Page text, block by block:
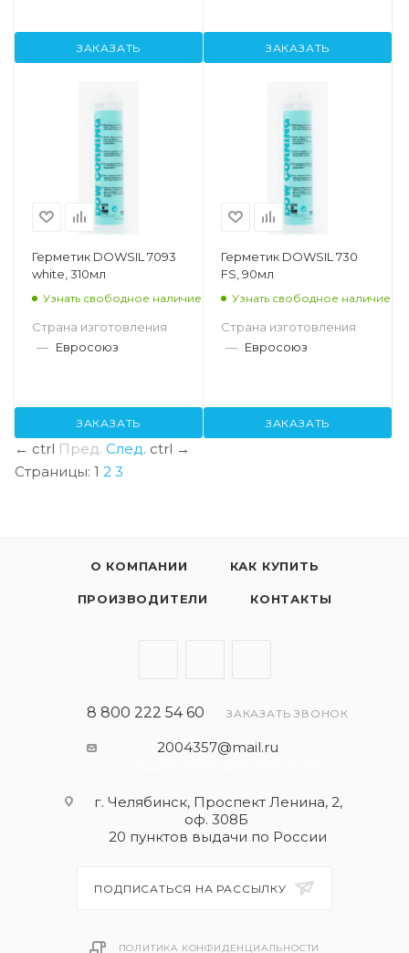
ЗАКАЗАТЬ ЗАКАЗАТЬ
Герметик DOWSIL 7093
white, 310мл
Узнать свободное наличие
Страна изготовления
— Евросоюз
ЗАКАЗАТЬ
Герметик DOWSIL 730
FS, 90мл
Узнать свободное наличие
Страна изготовления
— Евросоюз
ЗАКАЗАТЬ
← ctrl Пред. След. ctrl →
Страницы: 1 2 3
О КОМПАНИИ КАК КУПИТЬ
ПРОИЗВОДИТЕЛИ КОНТАКТЫ
8 800 222 54 60 ЗАКАЗАТЬ ЗВОНОК
2004357@mail.ru
г. Челябинск, Проспект Ленина, 2,
оф. 308Б
20 пунктов выдачи по России
ПОДПИСАТЬСЯ НА РАССЫЛКУ
ПОЛИТИКА КОНФИДЕНЦИАЛЬНОСТИ